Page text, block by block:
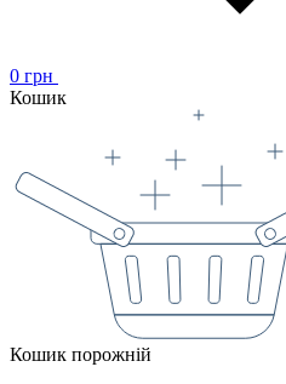
0 грн
Кошик
Кошик порожній